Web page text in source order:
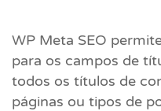
WP Meta SEO
para os campos de
todos os títulos de
páginas ou tipos de